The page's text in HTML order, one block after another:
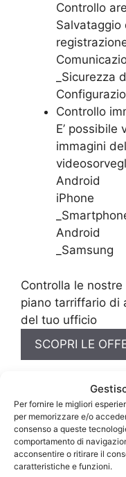
Per fornire le migliori
per memorizzare e/o
consenso a queste
comportamento di
acconsentire o ritirare il
caratteristiche e funzioni.
Controllo
Salvataggio
_Sicurezza
Controllo
E’
immagini
Android
iPhone
Android
_Samsung
Controlla le
piano tarriffario di
del tuo ufficio
SCOPRI LE